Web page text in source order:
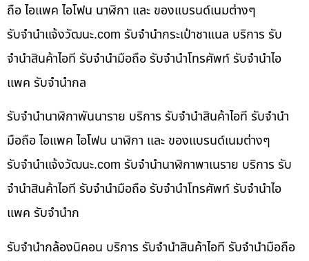
ถือ ไอแพค ไอโฟน นาฬิกา และ ของแบรนด์เนมต่างๆ
รับจํานําแจ้งวัฒนะ.com รับจำนำกระเป๋าชาแนล บริการ รับ
จำนำสินค้าไอที รับจำนำมือถือ รับจำนำโทรศัพท์ รับจำนำไอ
แพค รับจำนำกล
รับจำนำนาฬิกาพันนาราย บริการ รับจำนำสินค้าไอที รับจำนำ
มือถือ ไอแพค ไอโฟน นาฬิกา และ ของแบรนด์เนมต่างๆ
รับจํานําแจ้งวัฒนะ.com รับจำนำนาฬิกาพาเนราย บริการ รับ
จำนำสินค้าไอที รับจำนำมือถือ รับจำนำโทรศัพท์ รับจำนำไอ
แพค รับจำนำก
รับจำนำกล้องนิคอน บริการ รับจำนำสินค้าไอที รับจำนำมือถือ